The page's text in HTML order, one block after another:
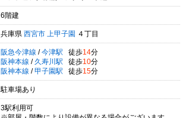
6階建
兵庫県 西宮市 上甲子園 ４丁目
阪急今津線 / 今津駅 徒歩14分
阪神本線 / 久寿川駅 徒歩10分
阪神本線 / 甲子園駅 徒歩15分
駐車場あり
3駅利用可